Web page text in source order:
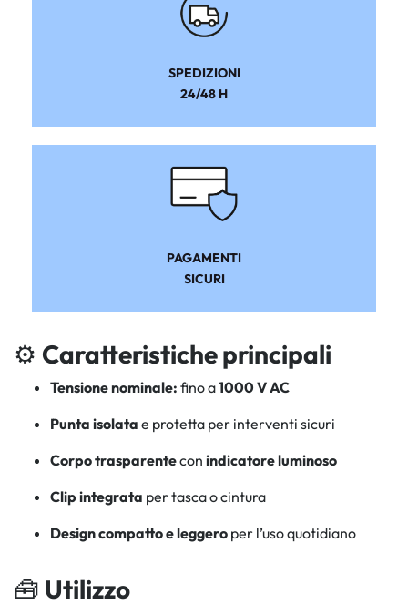
SPEDIZIONI
24/48 H
PAGAMENTI
SICURI
⚙️ Caratteristiche principali
Tensione nominale: fino a1000 V AC
Punta isolata e protetta per interventi sicuri
Corpo trasparentecon indicatore luminoso
Clip integrata per tasca o cintura
Design compatto e leggero per l’uso quotidiano
🧰 Utilizzo